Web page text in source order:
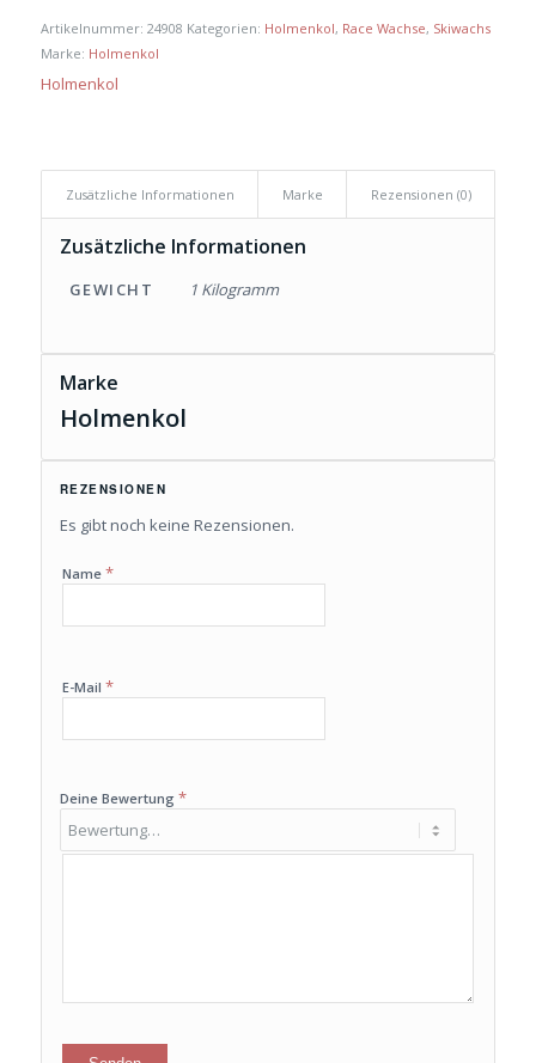
Artikelnummer: 24908 Kategorien: Holmenkol, Race Wachse, Skiwachs
Marke: Holmenkol
Holmenkol
Zusätzliche Informationen Marke Rezensionen (0)
Zusätzliche Informationen
GEWICHT 1 Kilogramm
Marke
Holmenkol
REZENSIONEN
Es gibt noch keine Rezensionen.
Name *
E-Mail *
Deine Bewertung *